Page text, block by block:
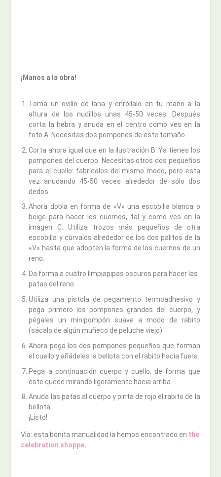
¡Manos a la obra!
Toma un ovillo de lana y enróllalo en tu mano a la
altura de los nudillos unas 45-50 veces. Después
corta la hebra y anuda en el centro como ves en la
foto A. Necesitas dos pompones de este tamaño.
Corta ahora igual que en la ilustración B. Ya tienes los
pompones del cuerpo. Necesitas otros dos pequeños
para el cuello: fabrícalos del mismo modo, pero esta
vez anudando 45-50 veces alrededor de sólo dos
dedos.
Ahora dobla en forma de «V» una escobilla blanca o
beige para hacer los cuernos, tal y como ves en la
imagen C. Utiliza trozos más pequeños de otra
escobilla y cúrvalos alrededor de los dos palitos de la
«V» hasta que adopten la forma de los cuernos de un
reno.
Da forma a cuatro limpiapipas oscuros para hacer las
patas del reno.
Utiliza una pistola de pegamento termoadhesivo y
pega primero los pompones grandes del cuerpo, y
pégales un minipompón suave a modo de rabito
(sácalo de algún muñeco de peluche viejo).
Ahora pega los dos pompones pequeños que forman
el cuello y añádeles la bellota con el rabito hacia fuera.
Pega a continuación cuerpo y cuello, de forma que
éste quede mirando ligeramente hacia arriba.
Anuda las patas al cuerpo y pinta de rojo el rabito de la
bellota.
¡Listo!
Vía: esta bonita manualidad la hemos encontrado en the
celebration shoppe.